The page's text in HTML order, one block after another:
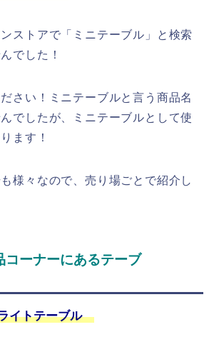
ストアで「ミニテーブル」と検索
でした！
さい！ミニテーブルと言う商品名
でしたが、ミニテーブルとして使
ます！
様々なので、売り場ごとで紹介し
コーナーにあるテーブ
イトテーブル